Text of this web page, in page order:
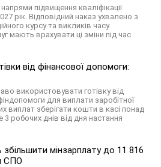
підвищення кваліфікації
рік. Відповідний наказ ухвалено з
курсу та викликів часу.
мають врахувати ці зміни під час
від фінансової допомоги:
використовувати готівку від
для виплати заробітної
виплат зберігати кошти в касі понад
робочих днів від дня настання
мінзарплату до 11 816
СПО